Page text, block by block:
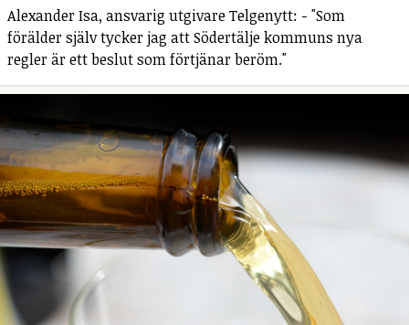
Alexander Isa, ansvarig utgivare Telgenytt: - "Som
förälder själv tycker jag att Södertälje kommuns nya
regler är ett beslut som förtjänar beröm."